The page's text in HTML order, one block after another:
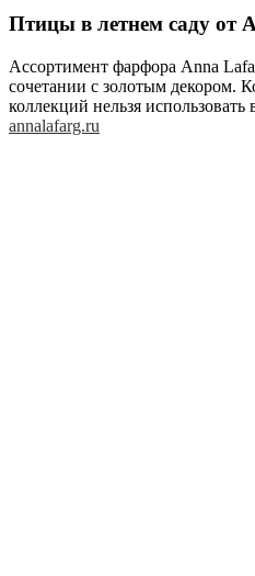
Птицы в летнем саду от
Ассортимент фарфора Anna
сочетании с золотым декором.
коллекций нельзя
annalafarg.ru